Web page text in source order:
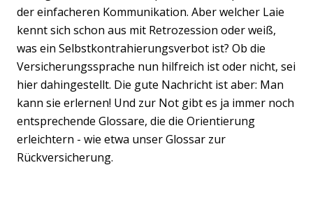
der einfacheren Kommunikation. Aber welcher Laie
kennt sich schon aus mit Retrozession oder weiß,
was ein Selbstkontrahierungsverbot ist? Ob die
Versicherungssprache nun hilfreich ist oder nicht, sei
hier dahingestellt. Die gute Nachricht ist aber: Man
kann sie erlernen! Und zur Not gibt es ja immer noch
entsprechende Glossare, die die Orientierung
erleichtern - wie etwa unser Glossar zur
Rückversicherung.